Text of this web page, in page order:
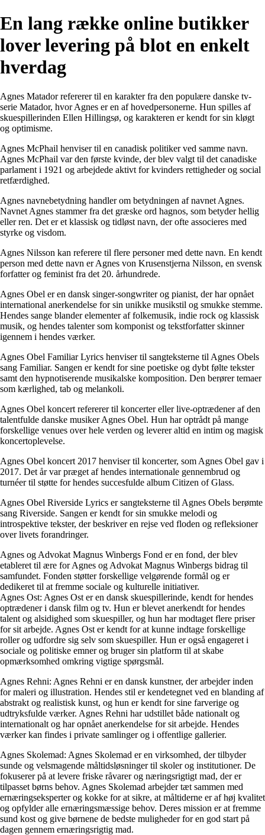
En lang række online butikker
lover levering på blot en enkelt
hverdag
Agnes Matador refererer til en karakter fra den populære danske tv-
serie Matador, hvor Agnes er en af hovedpersonerne. Hun spilles af
skuespillerinden Ellen Hillingsø, og karakteren er kendt for sin kløgt
og optimisme.
Agnes McPhail henviser til en canadisk politiker ved samme navn.
Agnes McPhail var den første kvinde, der blev valgt til det canadiske
parlament i 1921 og arbejdede aktivt for kvinders rettigheder og social
retfærdighed.
Agnes navnebetydning handler om betydningen af navnet Agnes.
Navnet Agnes stammer fra det græske ord hagnos, som betyder hellig
eller ren. Det er et klassisk og tidløst navn, der ofte associeres med
styrke og visdom.
Agnes Nilsson kan referere til flere personer med dette navn. En kendt
person med dette navn er Agnes von Krusenstjerna Nilsson, en svensk
forfatter og feminist fra det 20. århundrede.
Agnes Obel er en dansk singer-songwriter og pianist, der har opnået
international anerkendelse for sin unikke musikstil og smukke stemme.
Hendes sange blander elementer af folkemusik, indie rock og klassisk
musik, og hendes talenter som komponist og tekstforfatter skinner
igennem i hendes værker.
Agnes Obel Familiar Lyrics henviser til sangteksterne til Agnes Obels
sang Familiar. Sangen er kendt for sine poetiske og dybt følte tekster
samt den hypnotiserende musikalske komposition. Den berører temaer
som kærlighed, tab og melankoli.
Agnes Obel koncert refererer til koncerter eller live-optrædener af den
talentfulde danske musiker Agnes Obel. Hun har optrådt på mange
forskellige venues over hele verden og leverer altid en intim og magisk
koncertoplevelse.
Agnes Obel koncert 2017 henviser til koncerter, som Agnes Obel gav i
2017. Det år var præget af hendes internationale gennembrud og
turnéer til støtte for hendes succesfulde album Citizen of Glass.
Agnes Obel Riverside Lyrics er sangteksterne til Agnes Obels berømte
sang Riverside. Sangen er kendt for sin smukke melodi og
introspektive tekster, der beskriver en rejse ved floden og refleksioner
over livets forandringer.
Agnes og Advokat Magnus Winbergs Fond er en fond, der blev
etableret til ære for Agnes og Advokat Magnus Winbergs bidrag til
samfundet. Fonden støtter forskellige velgørende formål og er
dedikeret til at fremme sociale og kulturelle initiativer.
Agnes Ost: Agnes Ost er en dansk skuespillerinde, kendt for hendes
optrædener i dansk film og tv. Hun er blevet anerkendt for hendes
talent og alsidighed som skuespiller, og hun har modtaget flere priser
for sit arbejde. Agnes Ost er kendt for at kunne indtage forskellige
roller og udfordre sig selv som skuespiller. Hun er også engageret i
sociale og politiske emner og bruger sin platform til at skabe
opmærksomhed omkring vigtige spørgsmål.
Agnes Rehni: Agnes Rehni er en dansk kunstner, der arbejder inden
for maleri og illustration. Hendes stil er kendetegnet ved en blanding af
abstrakt og realistisk kunst, og hun er kendt for sine farverige og
udtryksfulde værker. Agnes Rehni har udstillet både nationalt og
internationalt og har opnået anerkendelse for sit arbejde. Hendes
værker kan findes i private samlinger og i offentlige gallerier.
Agnes Skolemad: Agnes Skolemad er en virksomhed, der tilbyder
sunde og velsmagende måltidsløsninger til skoler og institutioner. De
fokuserer på at levere friske råvarer og næringsrigtigt mad, der er
tilpasset børns behov. Agnes Skolemad arbejder tæt sammen med
ernæringseksperter og kokke for at sikre, at måltiderne er af høj kvalitet
og opfylder alle ernæringsmæssige behov. Deres mission er at fremme
sund kost og give børnene de bedste muligheder for en god start på
dagen gennem ernæringsrigtig mad.